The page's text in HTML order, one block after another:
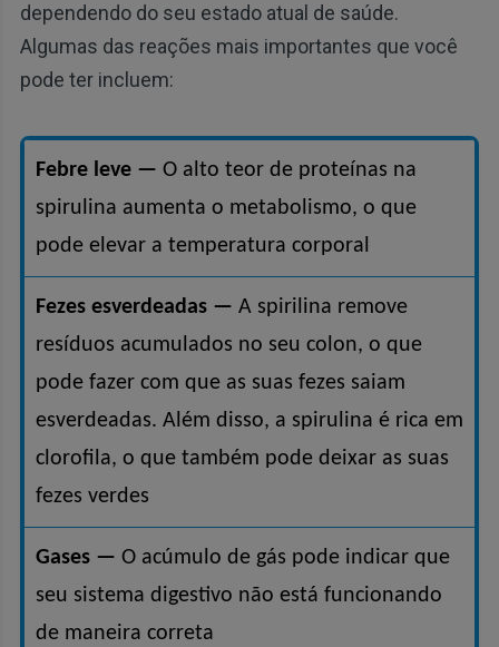
dependendo do seu estado atual de saúde.
Algumas das reações mais importantes que você
pode ter incluem:
Febre leve — O alto teor de proteínas na
spirulina aumenta o metabolismo, o que
pode elevar a temperatura corporal
Fezes esverdeadas — A spirilina remove
resíduos acumulados no seu colon, o que
pode fazer com que as suas fezes saiam
esverdeadas. Além disso, a spirulina é rica em
clorofila, o que também pode deixar as suas
fezes verdes
Gases — O acúmulo de gás pode indicar que
seu sistema digestivo não está funcionando
de maneira correta